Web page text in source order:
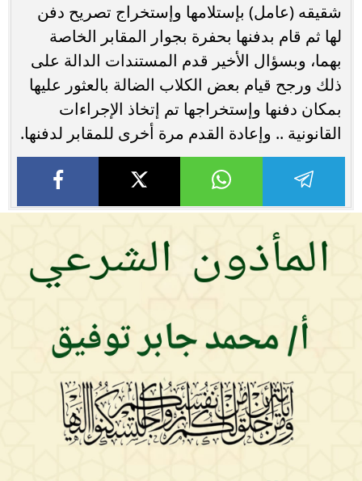
شقيقه (عامل) بإستلامها وإستخراج تصريح دفن
لها ثم قام بدفنها بحفرة بجوار المقابر الخاصة
بهما، وبسؤال الأخير قدم المستندات الدالة على
ذلك ورجح قيام بعض الكلاب الضالة بالعثور عليها
بمكان دفنها وإستخراجها تم إتخاذ الإجراءات
القانونية .. وإعادة القدم مرة أخرى للمقابر لدفنها.